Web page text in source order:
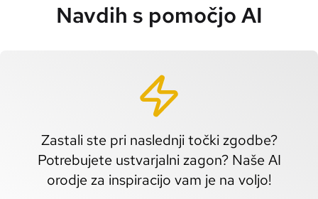
Navdih s pomočjo AI
Zastali ste pri naslednji točki zgodbe?
Potrebujete ustvarjalni zagon? Naše AI
orodje za inspiracijo vam je na voljo!